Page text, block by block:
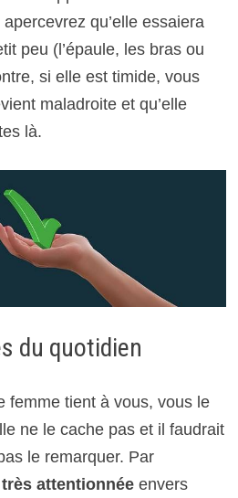
qu’elle essaiera
peu (l’épaule, les bras ou
si elle est timide, vous
maladroite et qu’elle
là.
du quotidien
femme tient à vous, vous le
ne le cache pas et il faudrait
le remarquer. Par
très attentionnéeenvers